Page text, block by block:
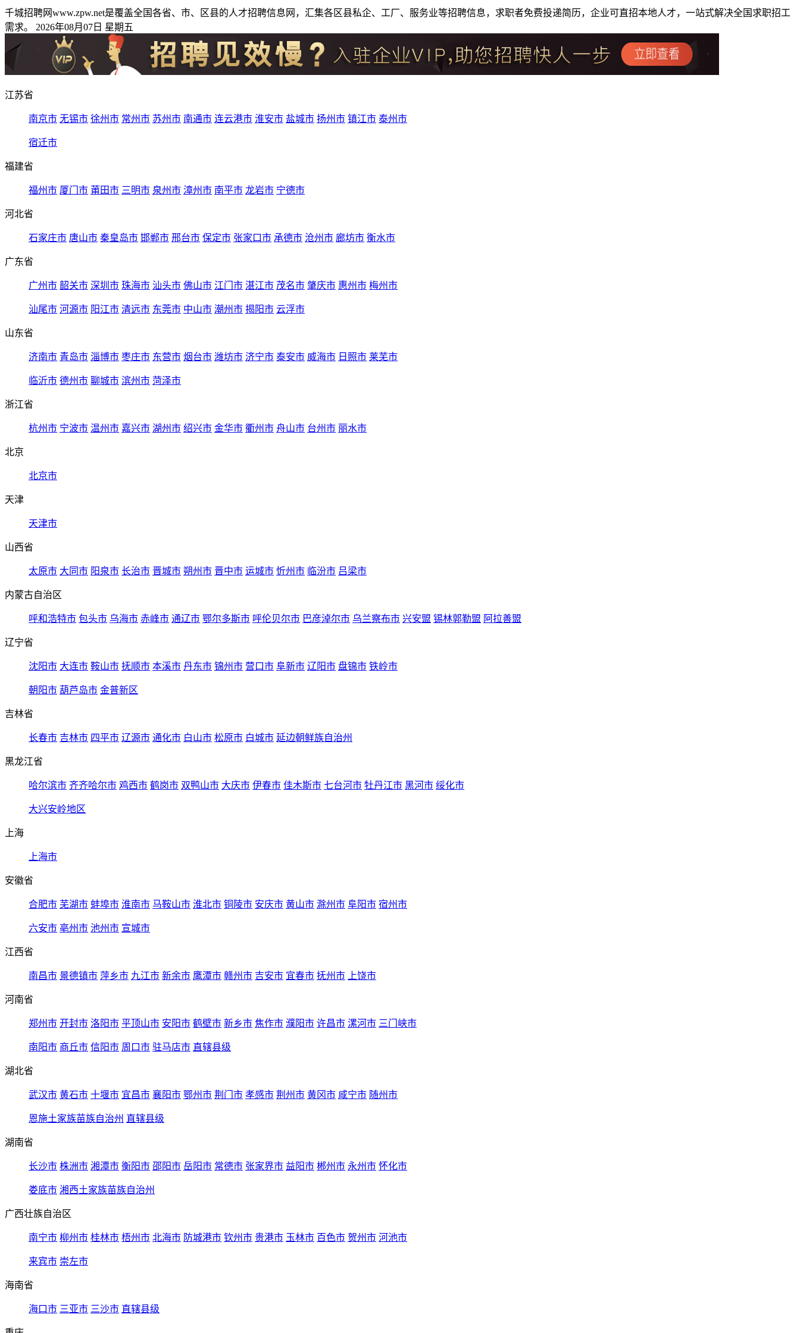
千城招聘网www.zpw.net是覆盖全国各省、市、区县的人才招聘信息网，汇集各区县私企、工厂、服务业等招聘信息，求职者免费投递简历，企业可直招本地人才，一站式解决全国求职招工
需求。 2026年08月07日 星期五
江苏省
南京市 无锡市 徐州市 常州市 苏州市 南通市 连云港市 淮安市 盐城市 扬州市 镇江市 泰州市
宿迁市
福建省
福州市 厦门市 莆田市 三明市 泉州市 漳州市 南平市 龙岩市 宁德市
河北省
石家庄市 唐山市 秦皇岛市 邯郸市 邢台市 保定市 张家口市 承德市 沧州市 廊坊市 衡水市
广东省
广州市 韶关市 深圳市 珠海市 汕头市 佛山市 江门市 湛江市 茂名市 肇庆市 惠州市 梅州市
汕尾市 河源市 阳江市 清远市 东莞市 中山市 潮州市 揭阳市 云浮市
山东省
济南市 青岛市 淄博市 枣庄市 东营市 烟台市 潍坊市 济宁市 泰安市 威海市 日照市 莱芜市
临沂市 德州市 聊城市 滨州市 菏泽市
浙江省
杭州市 宁波市 温州市 嘉兴市 湖州市 绍兴市 金华市 衢州市 舟山市 台州市 丽水市
北京
北京市
天津
天津市
山西省
太原市 大同市 阳泉市 长治市 晋城市 朔州市 晋中市 运城市 忻州市 临汾市 吕梁市
内蒙古自治区
呼和浩特市 包头市 乌海市 赤峰市 通辽市 鄂尔多斯市 呼伦贝尔市 巴彦淖尔市 乌兰察布市 兴安盟 锡林郭勒盟 阿拉善盟
辽宁省
沈阳市 大连市 鞍山市 抚顺市 本溪市 丹东市 锦州市 营口市 阜新市 辽阳市 盘锦市 铁岭市
朝阳市 葫芦岛市 金普新区
吉林省
长春市 吉林市 四平市 辽源市 通化市 白山市 松原市 白城市 延边朝鲜族自治州
黑龙江省
哈尔滨市 齐齐哈尔市 鸡西市 鹤岗市 双鸭山市 大庆市 伊春市 佳木斯市 七台河市 牡丹江市 黑河市 绥化市
大兴安岭地区
上海
上海市
安徽省
合肥市 芜湖市 蚌埠市 淮南市 马鞍山市 淮北市 铜陵市 安庆市 黄山市 滁州市 阜阳市 宿州市
六安市 亳州市 池州市 宣城市
江西省
南昌市 景德镇市 萍乡市 九江市 新余市 鹰潭市 赣州市 吉安市 宜春市 抚州市 上饶市
河南省
郑州市 开封市 洛阳市 平顶山市 安阳市 鹤壁市 新乡市 焦作市 濮阳市 许昌市 漯河市 三门峡市
南阳市 商丘市 信阳市 周口市 驻马店市 直辖县级
湖北省
武汉市 黄石市 十堰市 宜昌市 襄阳市 鄂州市 荆门市 孝感市 荆州市 黄冈市 咸宁市 随州市
恩施土家族苗族自治州 直辖县级
湖南省
长沙市 株洲市 湘潭市 衡阳市 邵阳市 岳阳市 常德市 张家界市 益阳市 郴州市 永州市 怀化市
娄底市 湘西土家族苗族自治州
广西壮族自治区
南宁市 柳州市 桂林市 梧州市 北海市 防城港市 钦州市 贵港市 玉林市 百色市 贺州市 河池市
来宾市 崇左市
海南省
海口市 三亚市 三沙市 直辖县级